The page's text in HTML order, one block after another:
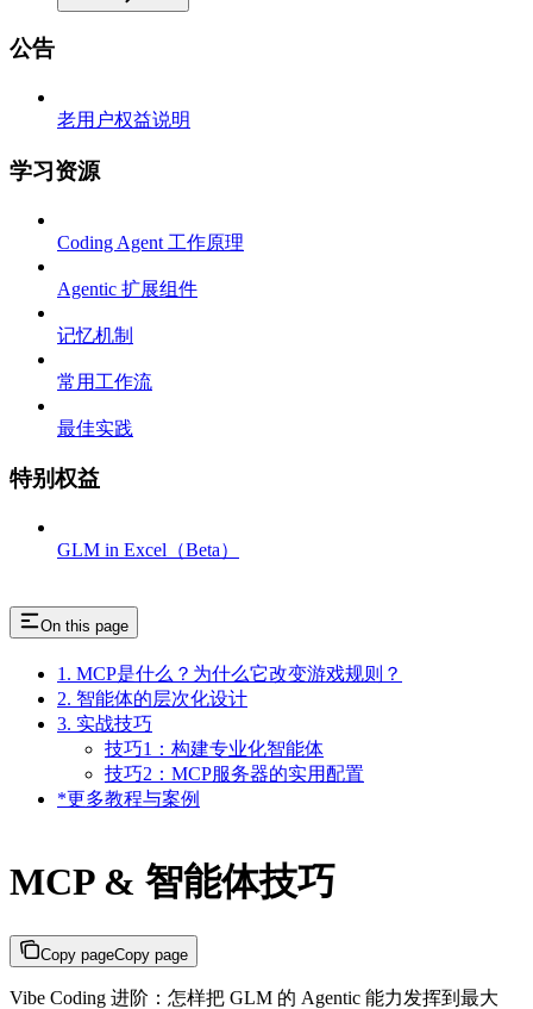
公告
老用户权益说明
学习资源
Coding Agent 工作原理
Agentic 扩展组件
记忆机制
常用工作流
最佳实践
特别权益
GLM in Excel（Beta）
On this page
1. MCP是什么？为什么它改变游戏规则？
2. 智能体的层次化设计
3. 实战技巧
技巧1：构建专业化智能体
技巧2：MCP服务器的实用配置
*更多教程与案例
MCP & 智能体技巧
Copy pageCopy page
Vibe Coding 进阶：怎样把 GLM 的 Agentic 能力发挥到最大